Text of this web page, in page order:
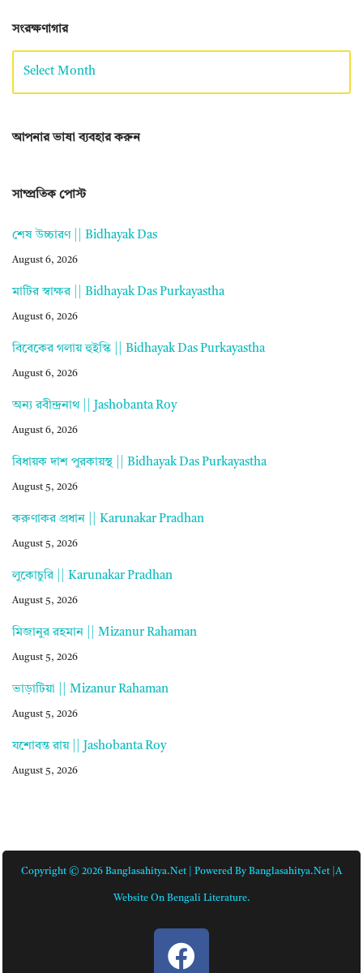
সংরক্ষণাগার
আপনার ভাষা ব্যবহার করুন
সাম্প্রতিক পোস্ট
শেষ উচ্চারণ || Bidhayak Das
August 6, 2026
মাটির স্বাক্ষর || Bidhayak Das Purkayastha
August 6, 2026
বিবেকের গলায় হুইস্কি || Bidhayak Das Purkayastha
August 6, 2026
অন্য রবীন্দ্রনাথ || Jashobanta Roy
August 6, 2026
বিধায়ক দাশ পুরকায়স্থ || Bidhayak Das Purkayastha
August 5, 2026
করুণাকর প্রধান || Karunakar Pradhan
August 5, 2026
লুকোচুরি || Karunakar Pradhan
August 5, 2026
মিজানুর রহমান || Mizanur Rahaman
August 5, 2026
ভাড়াটিয়া || Mizanur Rahaman
August 5, 2026
যশোবন্ত রায় || Jashobanta Roy
August 5, 2026
Copyright © 2026 Banglasahitya.net | Powered By Banglasahitya.net |A
Website On Bengali Literature.